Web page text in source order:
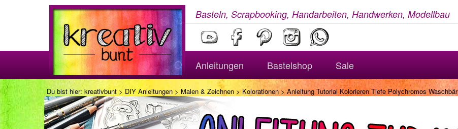
Basteln, Scrapbooking, Handarbeiten, Handwerken, Modellbau
Anleitungen Bastelshop Sale
Du bist hier: kreativbunt > DIY Anleitungen > Malen & Zeichnen > Kolorationen> Anleitung Tutorial Kolorieren Tiefe Polychromos Waschbär